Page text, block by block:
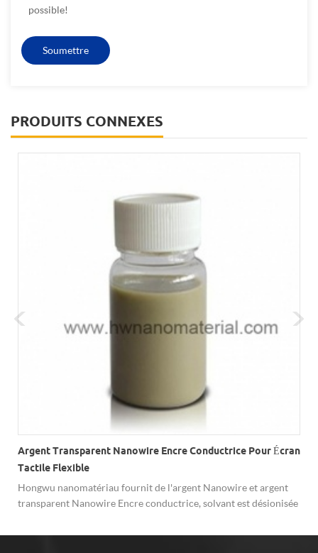
possible!
PRODUITS CONNEXES
Argent Transparent Nanowire Encre Conductrice Pour Écran
Tactile Flexible
Hongwu nanomatériau fournit de l'argent Nanowire et argent
transparent Nanowire Encre conductrice, solvant est désionisée
L'encre a une bonne conductivité électrique, une bonne